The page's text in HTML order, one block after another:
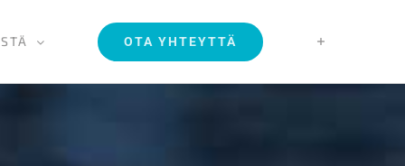
OTA YHTEYTTÄ